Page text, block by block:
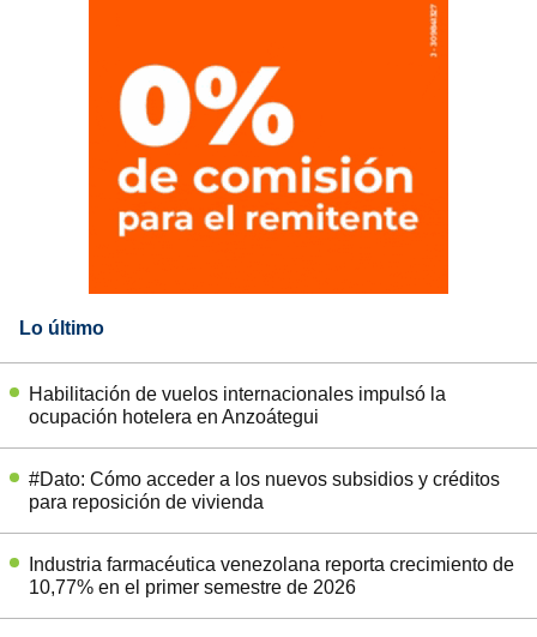
Lo último
Habilitación de vuelos internacionales impulsó la
ocupación hotelera en Anzoátegui
#Dato: Cómo acceder a los nuevos subsidios y créditos
para reposición de vivienda
Industria farmacéutica venezolana reporta crecimiento de
10,77% en el primer semestre de 2026